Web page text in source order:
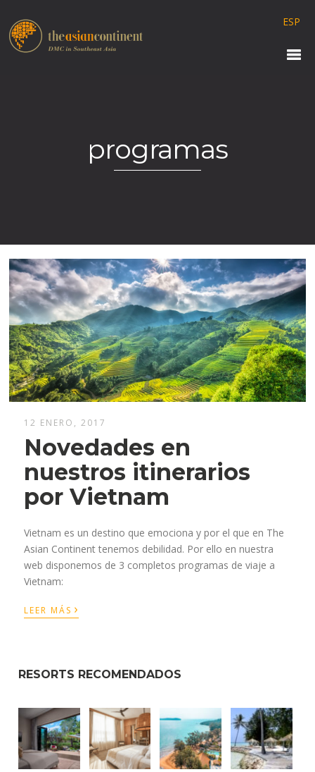
ESP
programas
12 ENERO, 2017
Novedades en
nuestros itinerarios
por Vietnam
Vietnam es un destino que emociona y por el que en The
Asian Continent tenemos debilidad. Por ello en nuestra
web disponemos de 3 completos programas de viaje a
Vietnam:
LEER MÁS ›
RESORTS RECOMENDADOS